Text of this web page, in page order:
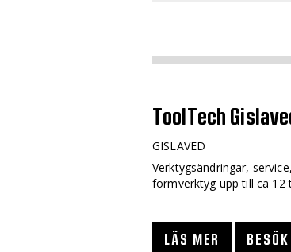
ToolTech
GISLAVED
Verktygsändringar,
formverktyg upp till ca 12
LÄS MER